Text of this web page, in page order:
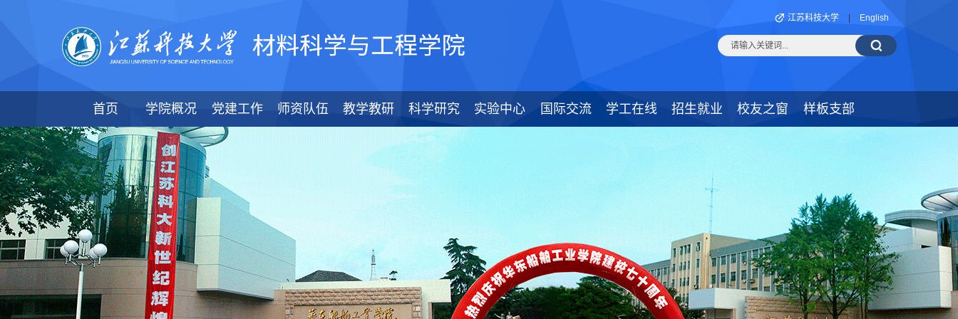
江苏科技大学 English
首页 学院概况 党建工作 师资队伍 教学教研 科学研究 实验中心 国际交流 学工在线 招生就业 校友之窗 样板支部